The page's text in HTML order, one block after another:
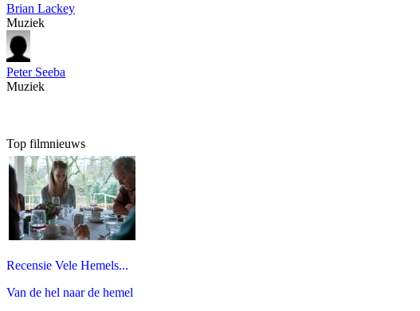
Brian Lackey
Muziek
Peter Seeba
Muziek
Top filmnieuws
Recensie Vele Hemels...
Van de hel naar de hemel